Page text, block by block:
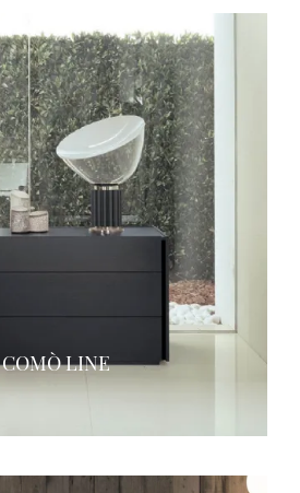
COMÒ LINE